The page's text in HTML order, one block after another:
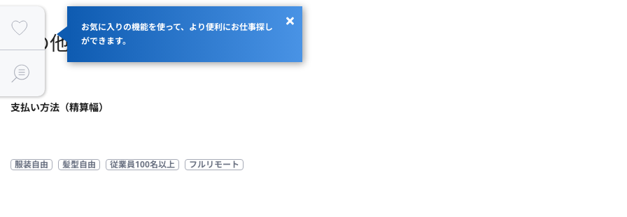
お気に入りの機能を使って、より便利にお仕事探し
ができます。
その他
商流
支払い方法（精算幅）
服装自由 髪型自由 従業員100名以上 フルリモート